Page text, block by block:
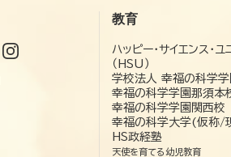
教育
ハッピー・サイエンス・
（HSU）
学校法人 幸福の科学学
幸福の科学学園那須本
幸福の科学学園関西校
幸福の科学大学(仮称/
HS政経塾
天使を育てる幼児教育